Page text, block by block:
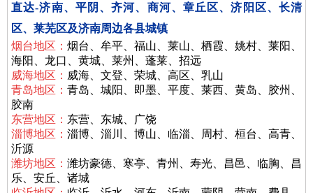
直达-济南、平阴、齐河、商河、章丘区、济阳区、长清
区、莱芜区及济南周边各县城镇
烟台地区： 烟台、牟平、福山、莱山、栖霞、姚村、莱阳、
海阳、龙口、黄城、莱州、蓬莱、招远
威海地区： 威海、文登、荣城、高区、乳山
青岛地区： 青岛、城阳、即墨、平度、莱西、黄岛、胶州、
胶南
东营地区： 东营、东城、广饶
淄博地区： 淄博、淄川、博山、临淄、周村、桓台、高青、
沂源
潍坊地区： 潍坊豪德、寒亭、青州、寿光、昌邑、临胸、昌
乐、安丘、诸城